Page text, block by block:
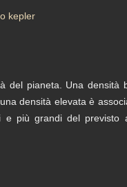
kepler
del pianeta. Una densità
densità elevata è
e più grandi del previsto